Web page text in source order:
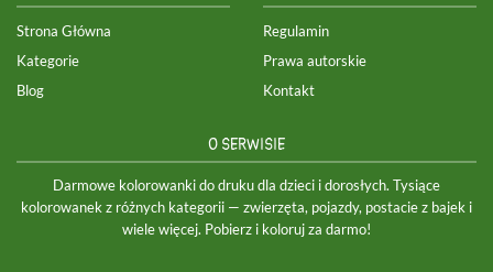
Strona Główna
Kategorie
Blog
Regulamin
Prawa autorskie
Kontakt
O SERWISIE
Darmowe kolorowanki do druku dla dzieci i dorosłych. Tysiące
kolorowanek z różnych kategorii — zwierzęta, pojazdy, postacie z bajek i
wiele więcej. Pobierz i koloruj za darmo!